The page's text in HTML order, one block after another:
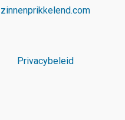
zinnenprikkelend.com
Privacybeleid